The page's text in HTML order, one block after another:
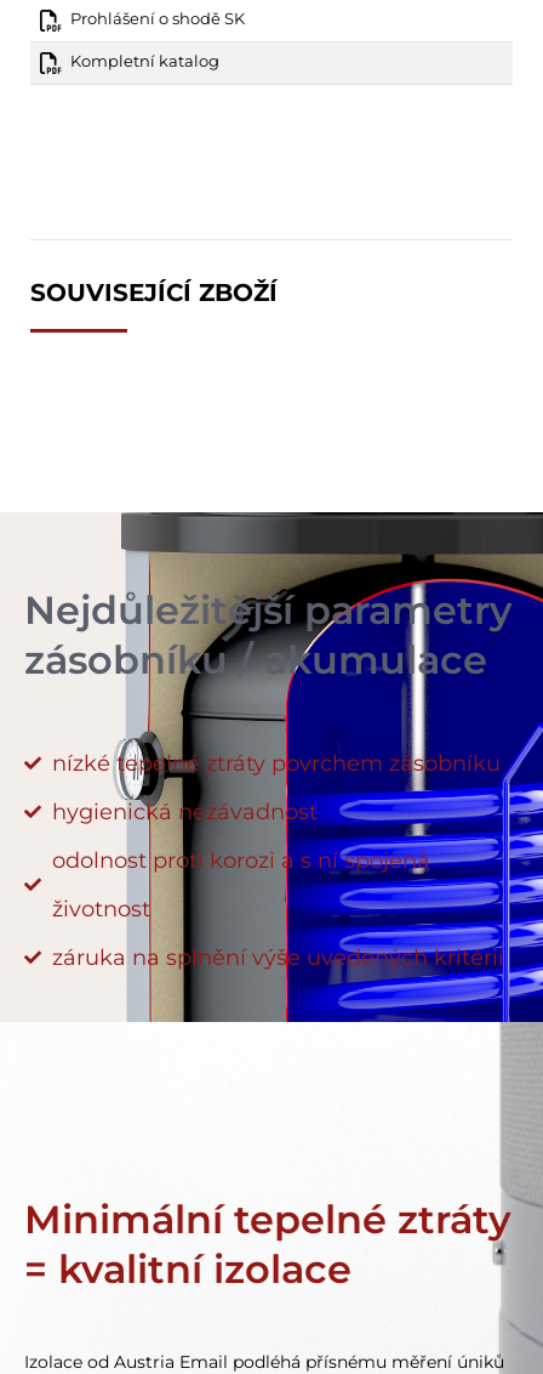
Prohlášení o shodě SK
Kompletní katalog
SOUVISEJÍCÍ ZBOŽÍ
Nejdůležitější parametry
zásobníku / akumulace
nízké tepelné ztráty povrchem zásobníku
hygienická nezávadnost
odolnost proti korozi a s ní spojená
životnost
záruka na splnění výše uvedených kritérií
Minimální tepelné ztráty
= kvalitní izolace
Izolace od Austria Email podléhá přísnému měření úniků